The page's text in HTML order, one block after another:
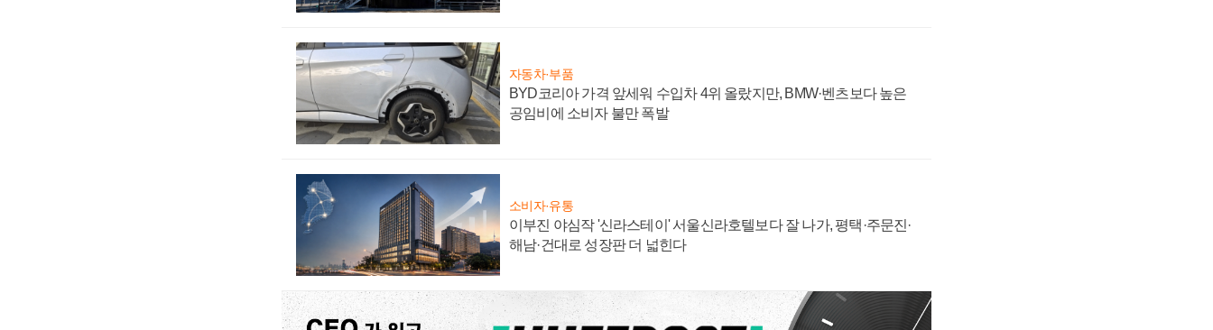
자동차·부품
BYD코리아 가격 앞세워 수입차 4위 올랐지만, BMW·벤츠보다 높은
공임비에 소비자 불만 폭발
소비자·유통
이부진 야심작 '신라스테이' 서울신라호텔보다 잘 나가, 평택·주문진·
해남·건대로 성장판 더 넓힌다